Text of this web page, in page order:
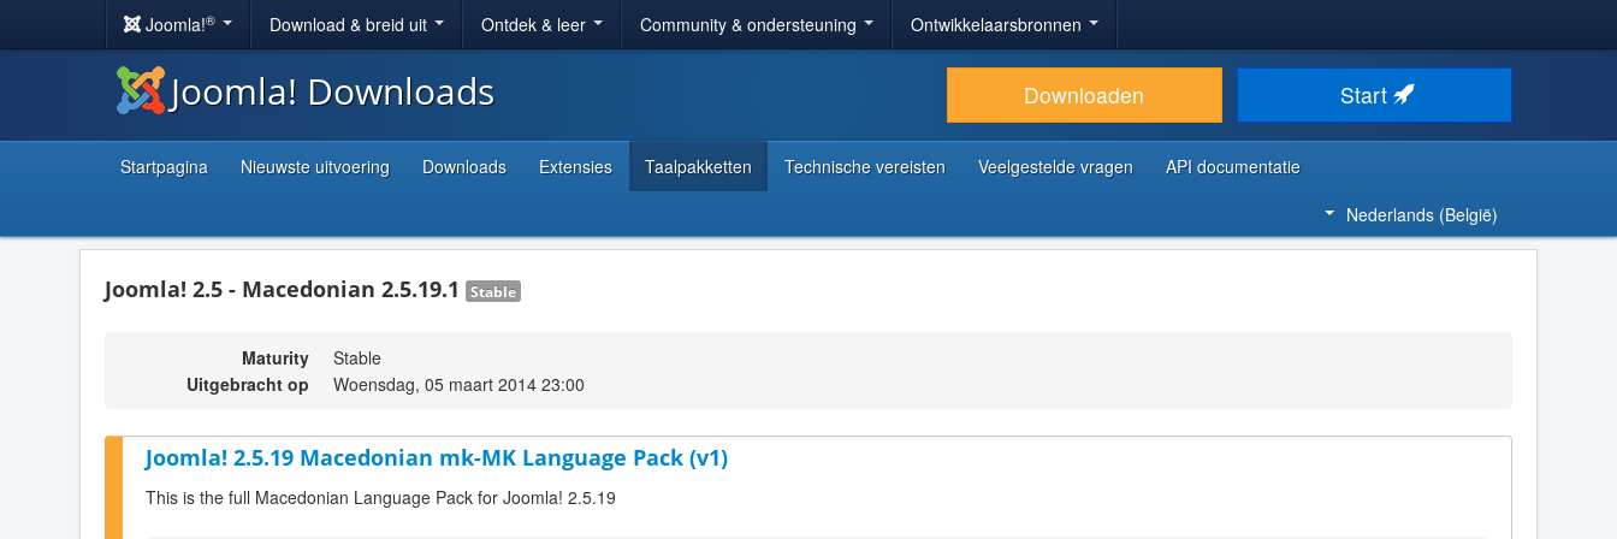
Joomla!® Download & breid uit Ontdek & leer Community & ondersteuning Ontwikkelaarsbronnen
Joomla! Downloads Downloaden Start
Startpagina Nieuwste uitvoering Downloads Extensies Taalpakketten Technische vereisten Veelgestelde vragen
API documentatie
Nederlands (België)
Joomla! 2.5 - Macedonian 2.5.19.1 Stable
Maturity
Stable
Uitgebracht op
Woensdag, 05 maart 2014 23:00
Joomla! 2.5.19 Macedonian mk-MK Language Pack (v1)
This is the full Macedonian Language Pack for Joomla! 2.5.19